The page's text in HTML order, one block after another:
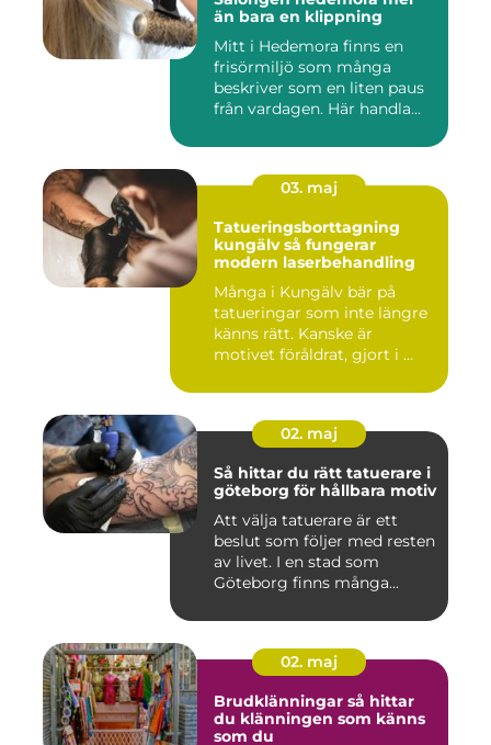
än bara en klippning
Mitt i Hedemora finns en
frisörmiljö som många
beskriver som en liten paus
från vardagen. Här handla...
03. maj
Tatueringsborttagning
kungälv så fungerar
modern laserbehandling
Många i Kungälv bär på
tatueringar som inte längre
känns rätt. Kanske är
motivet föråldrat, gjort i ...
02. maj
Så hittar du rätt tatuerare i
göteborg för hållbara motiv
Att välja tatuerare är ett
beslut som följer med resten
av livet. I en stad som
Göteborg finns många...
02. maj
Brudklänningar så hittar
du klänningen som känns
som du